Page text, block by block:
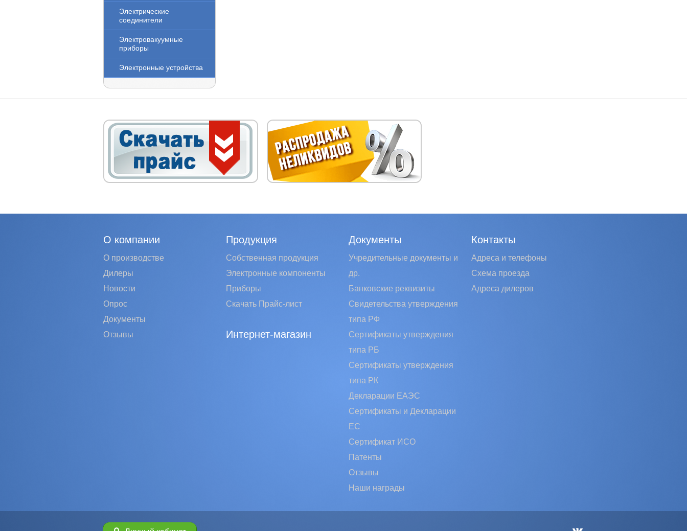
Электрические
соединители
Электровакуумные
приборы
Электронные устройства
О компании
О производстве
Дилеры
Новости
Опрос
Документы
Отзывы
Продукция
Собственная продукция
Электронные компоненты
Приборы
Скачать Прайс-лист
Интернет-магазин
Документы
Учредительные документы и
др.
Банковские реквизиты
Свидетельства утверждения
типа РФ
Сертификаты утверждения
типа РБ
Сертификаты утверждения
типа РК
Декларации ЕАЭС
Сертификаты и Декларации
EC
Сертификат ИСО
Патенты
Отзывы
Наши награды
Контакты
Адреса и телефоны
Схема проезда
Адреса дилеров